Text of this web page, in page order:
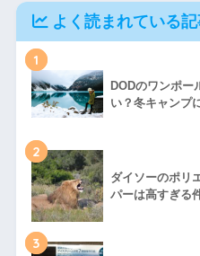
よく読まれている
1
DODのワンポー
い？冬キャンプ
2
ダイソーのポリ
パーは高すぎる
3